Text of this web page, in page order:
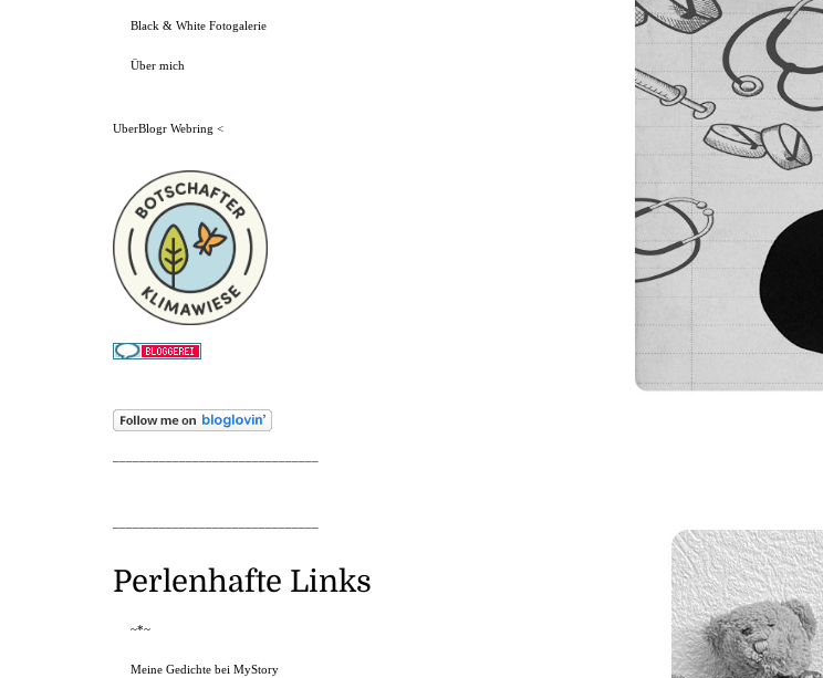
Black & White Fotogalerie
Über mich
UberBlogr Webring <
Perlenhafte Links
~*~
Meine Gedichte bei MyStory